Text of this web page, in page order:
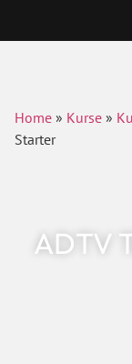
Home » Kurse »
Starter
ADTV